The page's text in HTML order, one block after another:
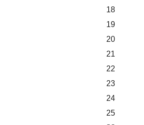
18
19
20
21
22
23
24
25